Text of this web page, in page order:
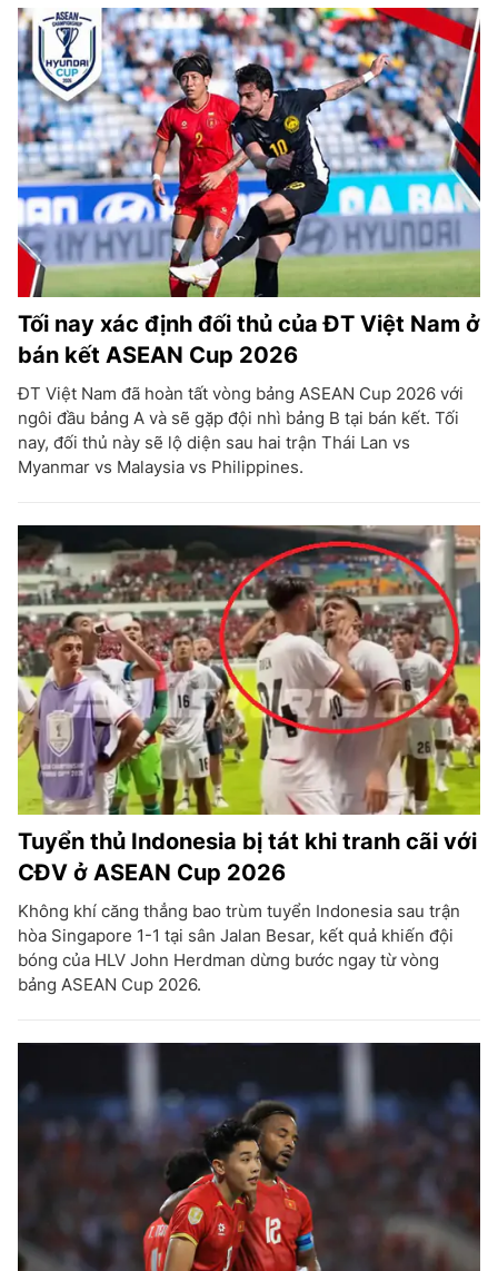
Tối nay xác định đối thủ của ĐT Việt Nam ở
bán kết ASEAN Cup 2026
ĐT Việt Nam đã hoàn tất vòng bảng ASEAN Cup 2026 với
ngôi đầu bảng A và sẽ gặp đội nhì bảng B tại bán kết. Tối
nay, đối thủ này sẽ lộ diện sau hai trận Thái Lan vs
Myanmar vs Malaysia vs Philippines.
Tuyển thủ Indonesia bị tát khi tranh cãi với
CĐV ở ASEAN Cup 2026
Không khí căng thẳng bao trùm tuyển Indonesia sau trận
hòa Singapore 1-1 tại sân Jalan Besar, kết quả khiến đội
bóng của HLV John Herdman dừng bước ngay từ vòng
bảng ASEAN Cup 2026.